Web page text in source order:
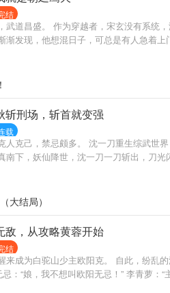
结
武道昌盛。 作为穿越者，宋玄没有系统
渐发现，他想混日子，可总是有人急着
斩刑场，斩首就变强
载
人克己，禁忌颇多。 沈一刀重生综武世
南下，妖仙降世，沈一刀一刀斩出，刀
大结局）
敌，从攻略黄蓉开始
结
来成为白驼山少主欧阳克。 自此，纷乱
忌：“娘，我不想叫欧阳无忌！” 李青萝：